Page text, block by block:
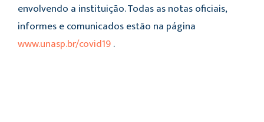
envolvendo a instituição. Todas as notas oficiais,
informes e comunicados estão na página
www.unasp.br/covid19.